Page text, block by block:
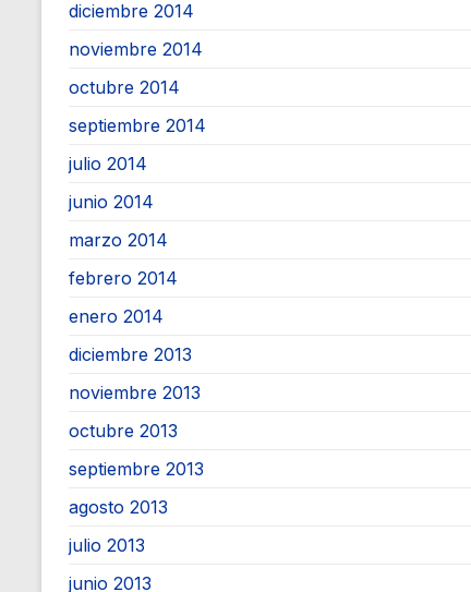
diciembre 2014
noviembre 2014
octubre 2014
septiembre 2014
julio 2014
junio 2014
marzo 2014
febrero 2014
enero 2014
diciembre 2013
noviembre 2013
octubre 2013
septiembre 2013
agosto 2013
julio 2013
junio 2013